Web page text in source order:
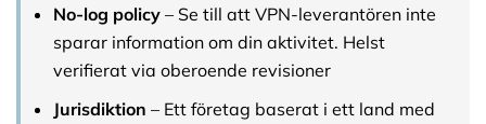
No-log policy – Se till att VPN-leverantören inte
sparar information om din aktivitet. Helst
verifierat via oberoende revisioner
Jurisdiktion – Ett företag baserat i ett land med